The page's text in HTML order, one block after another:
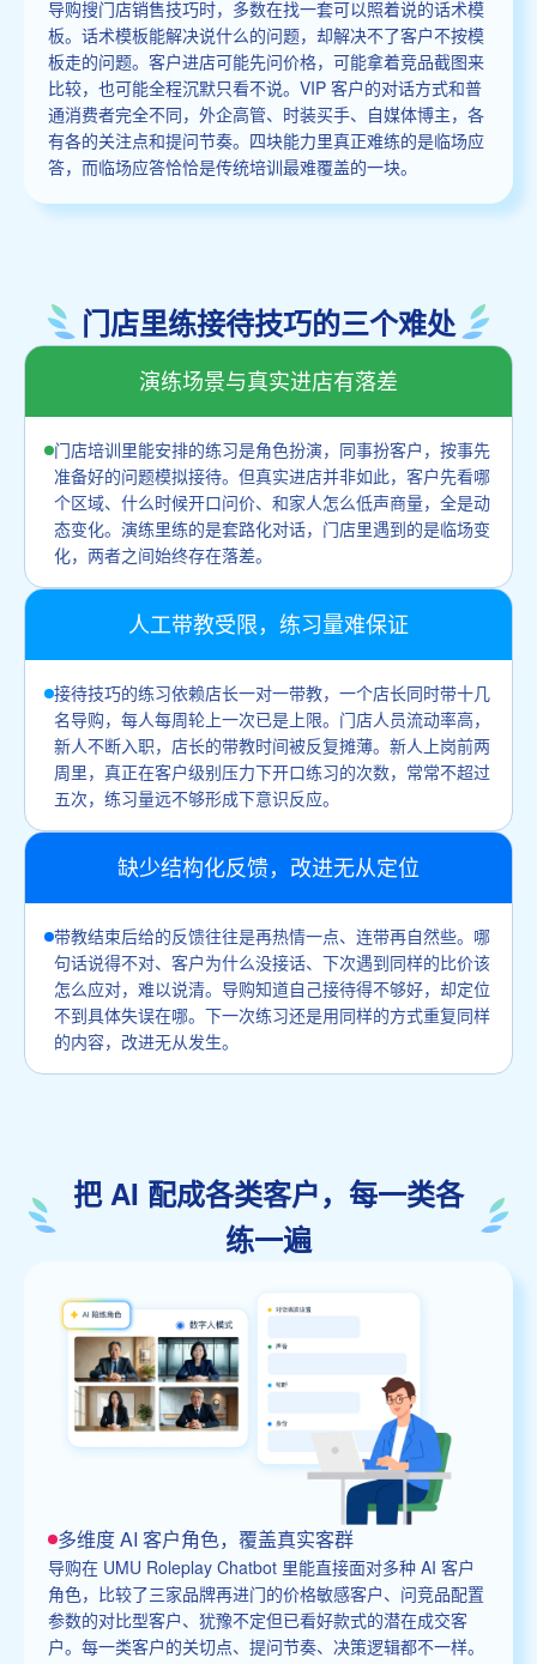
导购搜门店销售技巧时，多数在找一套可以照着说的话术模
板。话术模板能解决说什么的问题，却解决不了客户不按模
板走的问题。客户进店可能先问价格，可能拿着竞品截图来
比较，也可能全程沉默只看不说。VIP 客户的对话方式和普
通消费者完全不同，外企高管、时装买手、自媒体博主，各
有各的关注点和提问节奏。四块能力里真正难练的是临场应
答，而临场应答恰恰是传统培训最难覆盖的一块。
门店里练接待技巧的三个难处
演练场景与真实进店有落差
门店培训里能安排的练习是角色扮演，同事扮客户，按事先
准备好的问题模拟接待。但真实进店并非如此，客户先看哪
个区域、什么时候开口问价、和家人怎么低声商量，全是动
态变化。演练里练的是套路化对话，门店里遇到的是临场变
化，两者之间始终存在落差。
人工带教受限，练习量难保证
接待技巧的练习依赖店长一对一带教，一个店长同时带十几
名导购，每人每周轮上一次已是上限。门店人员流动率高，
新人不断入职，店长的带教时间被反复摊薄。新人上岗前两
周里，真正在客户级别压力下开口练习的次数，常常不超过
五次，练习量远不够形成下意识反应。
缺少结构化反馈，改进无从定位
带教结束后给的反馈往往是再热情一点、连带再自然些。哪
句话说得不对、客户为什么没接话、下次遇到同样的比价该
怎么应对，难以说清。导购知道自己接待得不够好，却定位
不到具体失误在哪。下一次练习还是用同样的方式重复同样
的内容，改进无从发生。
把 AI 配成各类客户，每一类各
练一遍
多维度 AI 客户角色，覆盖真实客群
导购在 UMU Roleplay Chatbot 里能直接面对多种 AI 客户
角色，比较了三家品牌再进门的价格敏感客户、问竞品配置
参数的对比型客户、犹豫不定但已看好款式的潜在成交客
户。每一类客户的关切点、提问节奏、决策逻辑都不一样。